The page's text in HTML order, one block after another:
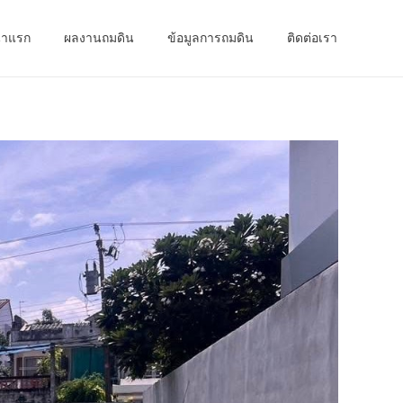
แรก ผลงานถมดิน ข้อมูลการถมดิน ติดต่อเรา